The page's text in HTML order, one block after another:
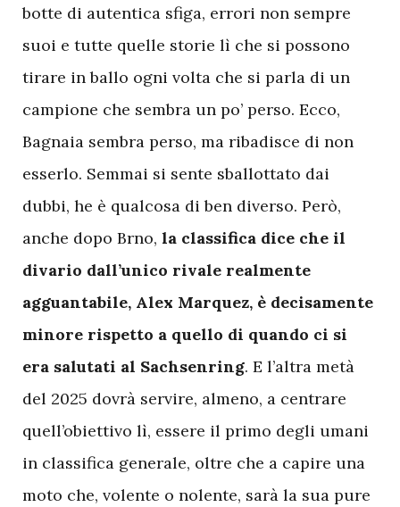
botte di autentica sfiga, errori non sempre
suoi e tutte quelle storie lì che si possono
tirare in ballo ogni volta che si parla di un
campione che sembra un po’ perso. Ecco,
Bagnaia sembra perso, ma ribadisce di non
esserlo. Semmai si sente sballottato dai
dubbi, he è qualcosa di ben diverso. Però,
anche dopo Brno, la classifica dice che il
divario dall’unico rivale realmente
agguantabile, Alex Marquez, è decisamente
minore rispetto a quello di quando ci si
era salutati al Sachsenring. E l’altra metà
del 2025 dovrà servire, almeno, a centrare
quell’obiettivo lì, essere il primo degli umani
in classifica generale, oltre che a capire una
moto che, volente o nolente, sarà la sua pure